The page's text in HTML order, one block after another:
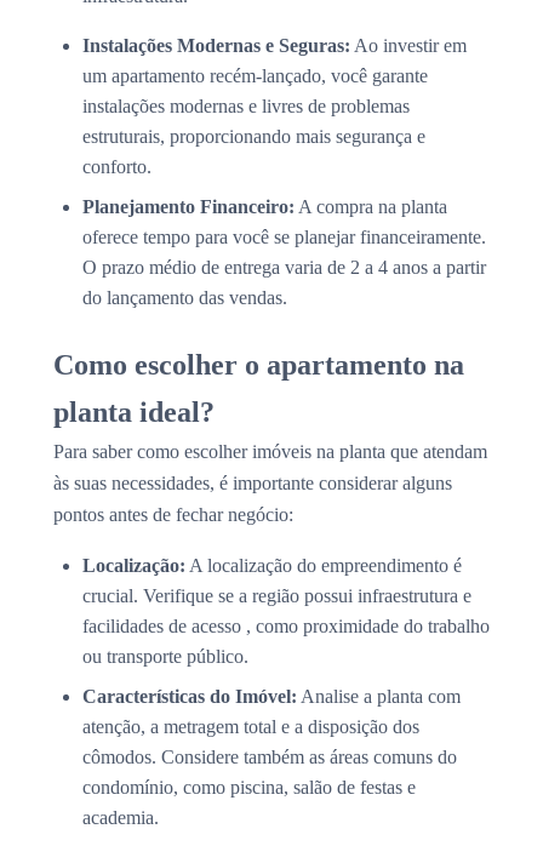
Instalações Modernas e Seguras: Ao investir em
um apartamento recém-lançado, você garante
instalações modernas e livres de problemas
estruturais, proporcionando mais segurança e
conforto.
Planejamento Financeiro: A compra na planta
oferece tempo para você se planejar financeiramente.
O prazo médio de entrega varia de 2 a 4 anos a partir
do lançamento das vendas.
Como escolher o apartamento na
planta ideal?
Para saber como escolher imóveis na planta que atendam
às suas necessidades, é importante considerar alguns
pontos antes de fechar negócio:
Localização: A localização do empreendimento é
crucial. Verifique se a região possui infraestrutura e
facilidades de acesso , como proximidade do trabalho
ou transporte público.
Características do Imóvel: Analise a planta com
atenção, a metragem total e a disposição dos
cômodos. Considere também as áreas comuns do
condomínio, como piscina, salão de festas e
academia.